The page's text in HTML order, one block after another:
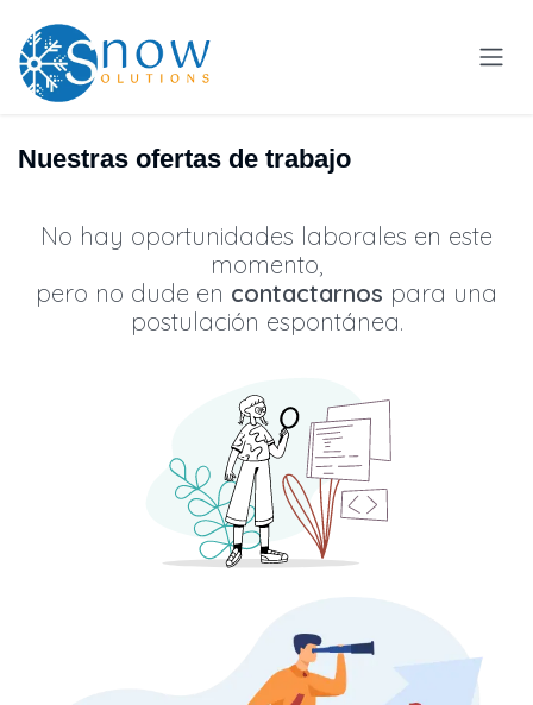
Nuestras ofertas de trabajo
No hay oportunidades laborales en este
momento,
pero no dude en contactarnos para una
postulación espontánea.